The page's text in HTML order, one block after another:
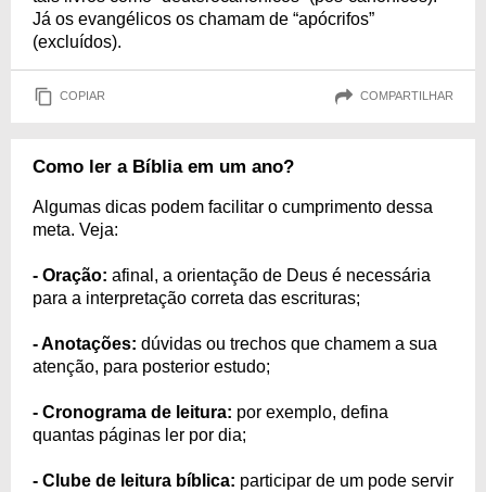
Já os evangélicos os chamam de “apócrifos”
(excluídos).
COPIAR COMPARTILHAR
Como ler a Bíblia em um ano?
Algumas dicas podem facilitar o cumprimento dessa
meta. Veja:
- Oração: afinal, a orientação de Deus é necessária
para a interpretação correta das escrituras;
- Anotações: dúvidas ou trechos que chamem a sua
atenção, para posterior estudo;
- Cronograma de leitura: por exemplo, defina
quantas páginas ler por dia;
- Clube de leitura bíblica: participar de um pode servir